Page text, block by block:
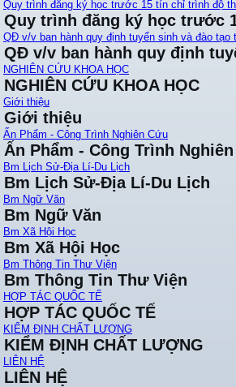
Quy trình đăng ký học trước 15 tín chỉ trình độ
Quy trình đăng ký học trước
QĐ v/v ban hành quy định tuyển sinh và đào tạo
QĐ v/v ban hành quy định
NGHIÊN CỨU KHOA HỌC
NGHIÊN CỨU KHOA HỌC
Giới thiệu
Giới thiệu
Ấn Phẩm - Công Trình Nghiên Cứu
Ấn Phẩm - Công Trình
Bm Lịch Sử-Địa Lí-Du Lịch
Bm Lịch Sử-Địa Lí-Du Lịch
Bm Ngữ Văn
Bm Ngữ Văn
Bm Xã Hội Học
Bm Xã Hội Học
Bm Thông Tin Thư Viện
Bm Thông Tin Thư Viện
HỢP TÁC QUỐC TẾ
HỢP TÁC QUỐC TẾ
KIỂM ĐỊNH CHẤT LƯỢNG
KIỂM ĐỊNH CHẤT LƯỢNG
LIÊN HỆ
LIÊN HỆ